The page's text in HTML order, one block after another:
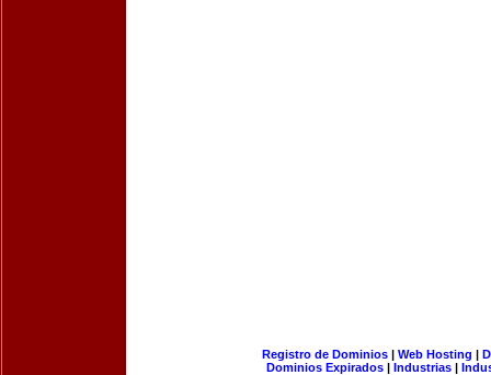
Registro de Dominios| Web Hosting |
Dominios Expirados | Industrias |